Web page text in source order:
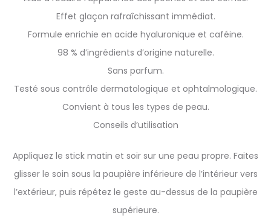
Effet glaçon rafraîchissant immédiat.
Formule enrichie en acide hyaluronique et caféine.
98 % d’ingrédients d’origine naturelle.
Sans parfum.
Testé sous contrôle dermatologique et ophtalmologique.
Convient à tous les types de peau.
Conseils d’utilisation
Appliquez le stick matin et soir sur une peau propre. Faites
glisser le soin sous la paupière inférieure de l’intérieur vers
l’extérieur, puis répétez le geste au-dessus de la paupière
supérieure.